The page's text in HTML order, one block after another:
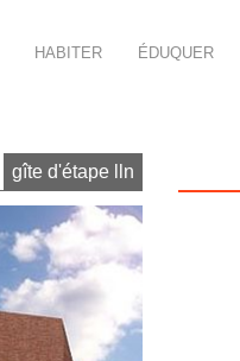
HABITER ÉDUQUER
gîte d'étape lln